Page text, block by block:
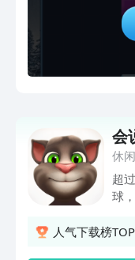
会
休
超
球
汤
人气下载榜